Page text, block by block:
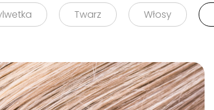
Twarz Włosy